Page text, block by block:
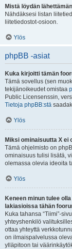
Mistä löydän
Nähdäksesi listan
liitetiedostot-osioon.
Ylös
phpBB -asiat
Kuka kirjoitti tämän
Tämä sovellus (sen
tekijänoikeudet omistaa
Public Licensenssin,
Tietoja phpBB:stä
Ylös
Miksi ominaisuutta X ei
Tämä ohjelmisto on
ominaisuus tulisi lisätä,
olemassa olevia ideoita
Ylös
Keneen minun tulee
lakiasioissa tähän
Kuka tahansa “Tiimi”-
yhteyshenkilö
ottaa yhteyttä
on ilmaispalvelussa
ylläpitoon tai